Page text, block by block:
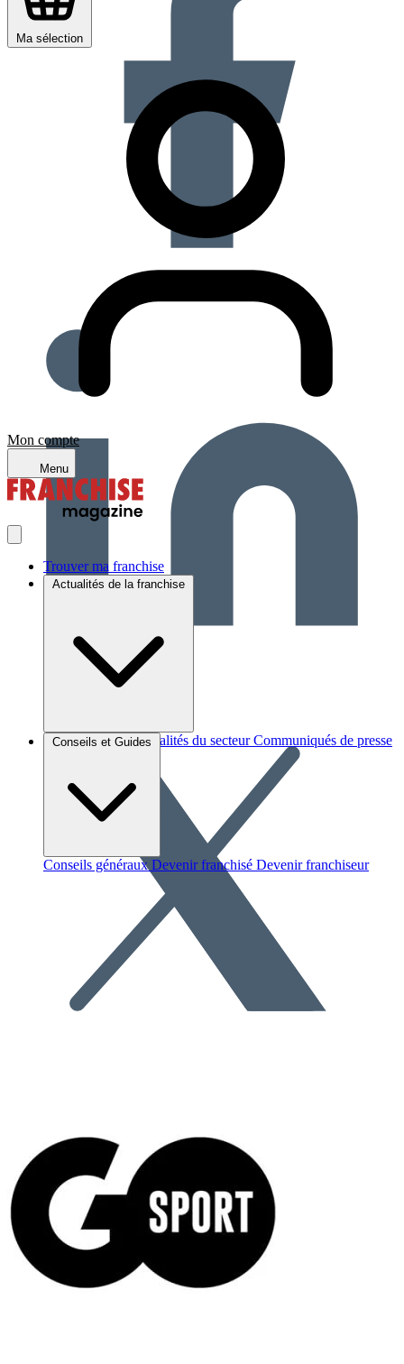
Ma sélection
Mon compte
Menu
Trouver ma franchise
Actualités de la franchise
Brèves et actus Actualités du secteur Communiqués de presse
Conseils et Guides
Conseils généraux Devenir franchisé Devenir franchiseur